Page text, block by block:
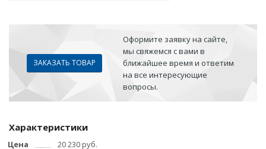
ЗАКАЗАТЬ ТОВАР
Оформите заявку на сайте,
мы свяжемся с вами в
ближайшее время и ответим
на все интересующие
вопросы.
Характеристики
Цена
20 230 руб.